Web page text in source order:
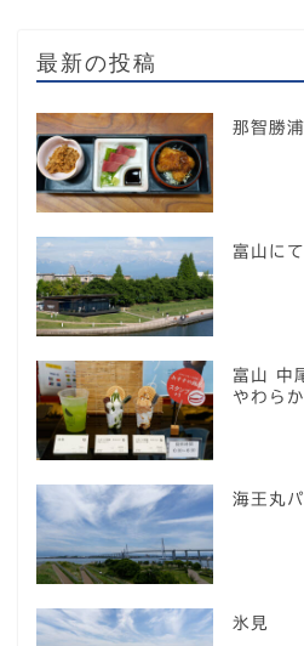
最新の投稿
那智勝
富山にて
富山 中
やわら
海王丸
氷見